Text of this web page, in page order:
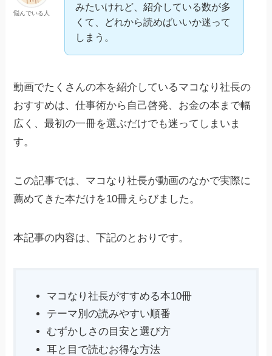
悩んでいる人
みたいけれど、紹介している数が多
くて、どれから読めばいいか迷って
しまう。
動画でたくさんの本を紹介しているマコなり社長の
おすすめは、仕事術から自己啓発、お金の本まで幅
広く、最初の一冊を選ぶだけでも迷ってしまいま
す。
この記事では、マコなり社長が動画のなかで実際に
薦めてきた本だけを10冊えらびました。
本記事の内容は、下記のとおりです。
マコなり社長がすすめる本10冊
テーマ別の読みやすい順番
むずかしさの目安と選び方
耳と目で読むお得な方法